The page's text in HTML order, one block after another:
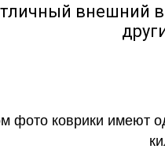
внешний
фото коврики имеют